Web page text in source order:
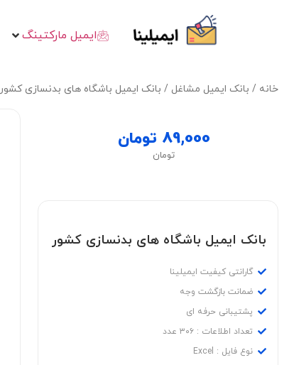
ایمیل مارکتینگ
خانه / بانک ایمیل مشاغل / بانک ایمیل باشگاه های بدنسازی‌ کشور
89,000 تومان
تومان
بانک ایمیل باشگاه های بدنسازی‌ کشور
گارانتی کیفیت ایمیلینا
ضمانت بازگشت وجه
پشتیبانی حرفه ای
تعداد اطلاعات : ۳۰۶ عدد
نوع فایل : Excel